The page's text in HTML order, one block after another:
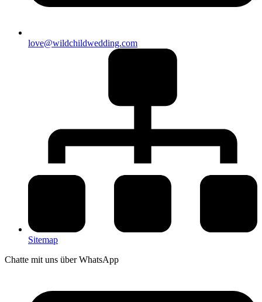
love@wildchildwedding.com
Sitemap
Chatte mit uns über WhatsApp